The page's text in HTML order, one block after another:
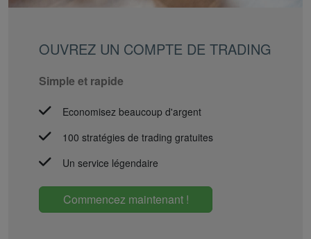
OUVREZ UN COMPTE DE TRADING
Simple et rapide
Economisez beaucoup d'argent
100 stratégies de trading gratuites
Un service légendaire
Commencez maintenant !